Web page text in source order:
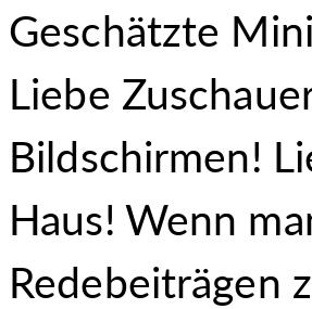
Geschätzte
Liebe
Bildschirmen!
Haus! Wenn
Redebeiträgen